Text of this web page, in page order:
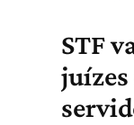
STF
juízes